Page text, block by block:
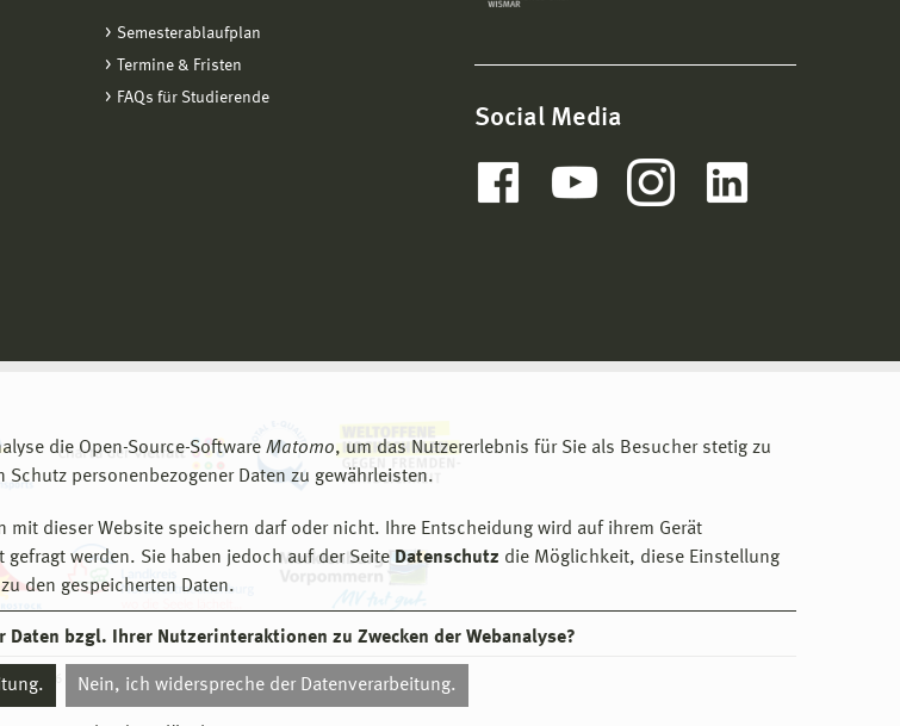
die Open-Source-Software Matomo, um das Nutzererlebnis für Sie als Besucher stetig zu
personenbezogener Daten zu gewährleisten.
dieser Website speichern darf oder nicht. Ihre Entscheidung wird auf ihrem Gerät
werden. Sie haben jedoch auf der Seite Datenschutz die Möglichkeit, diese Einstellung
den gespeicherten Daten.
bzgl. Ihrer Nutzerinteraktionen zu Zwecken der Webanalyse?
Nein, ich widerspreche der Datenverarbeitung.
Semesterablaufplan
Termine & Fristen
FAQs für Studierende
Social Media
© 2026 Hochschule Wismar